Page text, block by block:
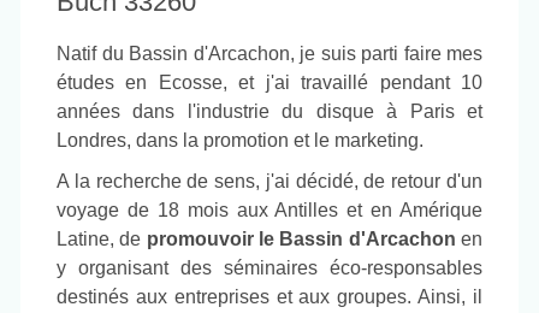
Natif du Bassin d'Arcachon, je suis parti faire mes
études en Ecosse, et j'ai travaillé pendant 10
années dans l'industrie du disque à Paris et
Londres, dans la promotion et le marketing.
A la recherche de sens, j'ai décidé, de retour d'un
voyage de 18 mois aux Antilles et en Amérique
Latine, de promouvoir le Bassin d'Arcachon en
y organisant des séminaires éco-responsables
destinés aux entreprises et aux groupes. Ainsi, il